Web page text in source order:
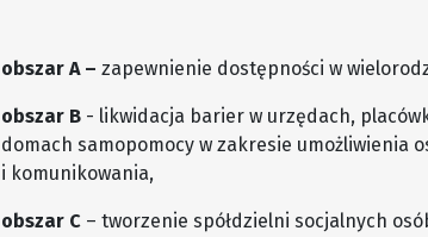
obszar A – zapewnienie dostępności w
obszar B - likwidacja barier w urzędach,
domach samopomocy w zakresie umożliwienia
i komunikowania,
obszar C – tworzenie spółdzielni socjalnych